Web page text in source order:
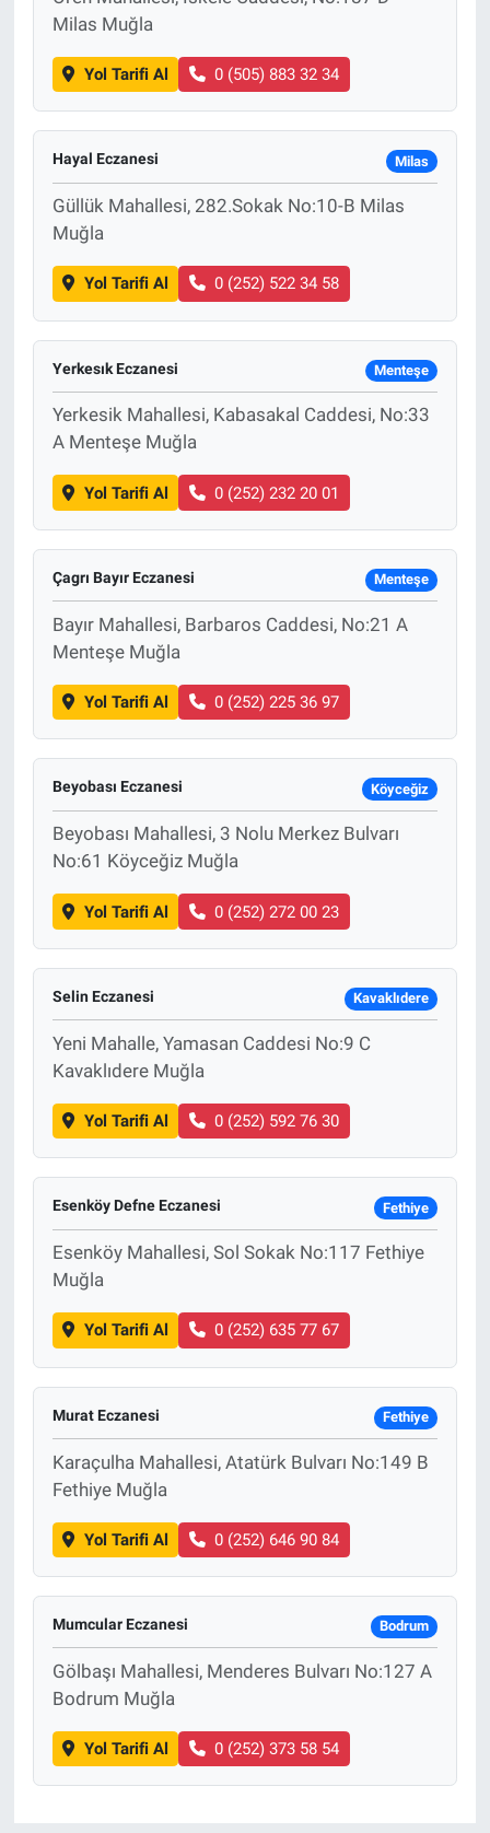
Milas Muğla
Yol Tarifi Al 0 (505) 883 32 34
Hayal Eczanesi Milas
Güllük Mahallesi, 282.Sokak No:10-B Milas
Muğla
Yol Tarifi Al 0 (252) 522 34 58
Yerkesık Eczanesi Menteşe
Yerkesik Mahallesi, Kabasakal Caddesi, No:33
A Menteşe Muğla
Yol Tarifi Al 0 (252) 232 20 01
Çagrı Bayır Eczanesi Menteşe
Bayır Mahallesi, Barbaros Caddesi, No:21 A
Menteşe Muğla
Yol Tarifi Al 0 (252) 225 36 97
Beyobası Eczanesi Köyceğiz
Beyobası Mahallesi, 3 Nolu Merkez Bulvarı
No:61 Köyceğiz Muğla
Yol Tarifi Al 0 (252) 272 00 23
Selin Eczanesi Kavaklıdere
Yeni Mahalle, Yamasan Caddesi No:9 C
Kavaklıdere Muğla
Yol Tarifi Al 0 (252) 592 76 30
Esenköy Defne Eczanesi Fethiye
Esenköy Mahallesi, Sol Sokak No:117 Fethiye
Muğla
Yol Tarifi Al 0 (252) 635 77 67
Murat Eczanesi Fethiye
Karaçulha Mahallesi, Atatürk Bulvarı No:149 B
Fethiye Muğla
Yol Tarifi Al 0 (252) 646 90 84
Mumcular Eczanesi Bodrum
Gölbaşı Mahallesi, Menderes Bulvarı No:127 A
Bodrum Muğla
Yol Tarifi Al 0 (252) 373 58 54